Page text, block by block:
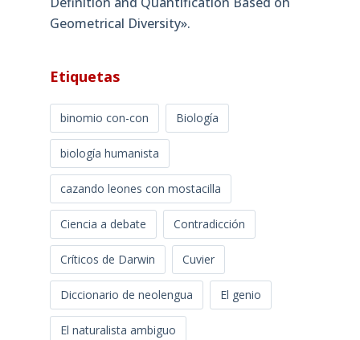
Geometrical Diversity»​.
Etiquetas
binomio con-con Biología
biología humanista
cazando leones con mostacilla
Ciencia a debate Contradicción
Críticos de Darwin Cuvier
Diccionario de neolengua El genio
El naturalista ambiguo